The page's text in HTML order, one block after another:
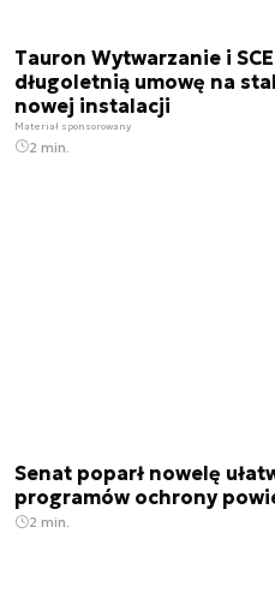
Tauron Wytwarzanie i
długoletnią umowę na
nowej instalacji
Materiał sponsorowany
2 min.
Senat poparł nowelę
programów ochrony
2 min.